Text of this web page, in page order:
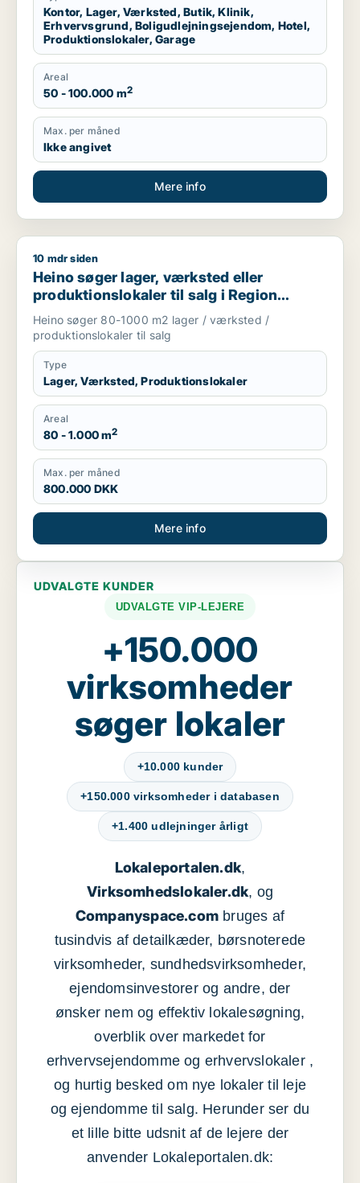
Kontor, Lager, Værksted, Butik, Klinik,
Erhvervsgrund, Boligudlejningsejendom, Hotel,
Produktionslokaler, Garage
Areal
50 - 100.000 m2
Max. per måned
Ikke angivet
Mere info
Heino søger lager, værksted eller produktionslokaler til salg
10 mdr siden
Heino søger lager, værksted eller
produktionslokaler til salg i Region
Sjælland
Heino søger 80-1000 m2 lager / værksted /
produktionslokaler til salg
Type
Lager, Værksted, Produktionslokaler
Areal
80 - 1.000 m2
Max. per måned
800.000 DKK
Mere info
UDVALGTE KUNDER
UDVALGTE VIP-LEJERE
+150.000
virksomheder
søger lokaler
+10.000 kunder
+150.000 virksomheder i databasen
+1.400 udlejninger årligt
Lokaleportalen.dk,
Virksomhedslokaler.dk, og
Companyspace.com bruges af
tusindvis af detailkæder, børsnoterede
virksomheder, sundhedsvirksomheder,
ejendomsinvestorer og andre, der
ønsker nem og effektiv lokalesøgning,
overblik over markedet for
erhvervsejendomme og erhvervslokaler ,
og hurtig besked om nye lokaler til leje
og ejendomme til salg. Herunder ser du
et lille bitte udsnit af de lejere der
anvender Lokaleportalen.dk: